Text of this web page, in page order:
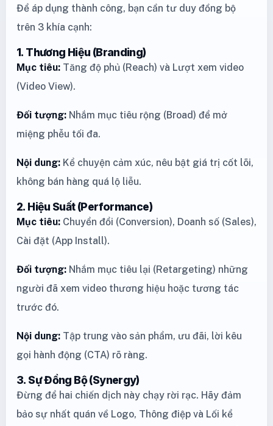
Để áp dụng thành công, bạn cần tư duy đồng bộ
trên 3 khía cạnh:
1. Thương Hiệu (Branding)
Mục tiêu: Tăng độ phủ (Reach) và Lượt xem video
(Video View).
Đối tượng: Nhắm mục tiêu rộng (Broad) để mở
miệng phễu tối đa.
Nội dung: Kể chuyện cảm xúc, nêu bật giá trị cốt lõi,
không bán hàng quá lộ liễu.
2. Hiệu Suất (Performance)
Mục tiêu: Chuyển đổi (Conversion), Doanh số (Sales),
Cài đặt (App Install).
Đối tượng: Nhắm mục tiêu lại (Retargeting) những
người đã xem video thương hiệu hoặc tương tác
trước đó.
Nội dung: Tập trung vào sản phẩm, ưu đãi, lời kêu
gọi hành động (CTA) rõ ràng.
3. Sự Đồng Bộ (Synergy)
Đừng để hai chiến dịch này chạy rời rạc. Hãy đảm
bảo sự nhất quán về Logo, Thông điệp và Lối kể